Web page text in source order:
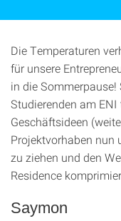
Die Temperaturen
für unsere
in die
Studierenden am
Geschäftsideen
Projektvorhaben nun
zu ziehen und den
Residence
Saymon